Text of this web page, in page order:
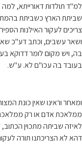
למ"ד תולדות דאורייתא, למה
שביתת הארץ כשביתת
צריכים לעקור האילנות
ושאר עשבים, וכתב דע"כ
בה, ויש מקום לומר דדוקא
בעובד בה עכו"ם לא. ע"ש.
ומאחר וראינו שאין כונת
ממלאכת אדם או רק ממלאכת
לאיזה שביתה מתכוין
דהא לא הצריכתנו תורה